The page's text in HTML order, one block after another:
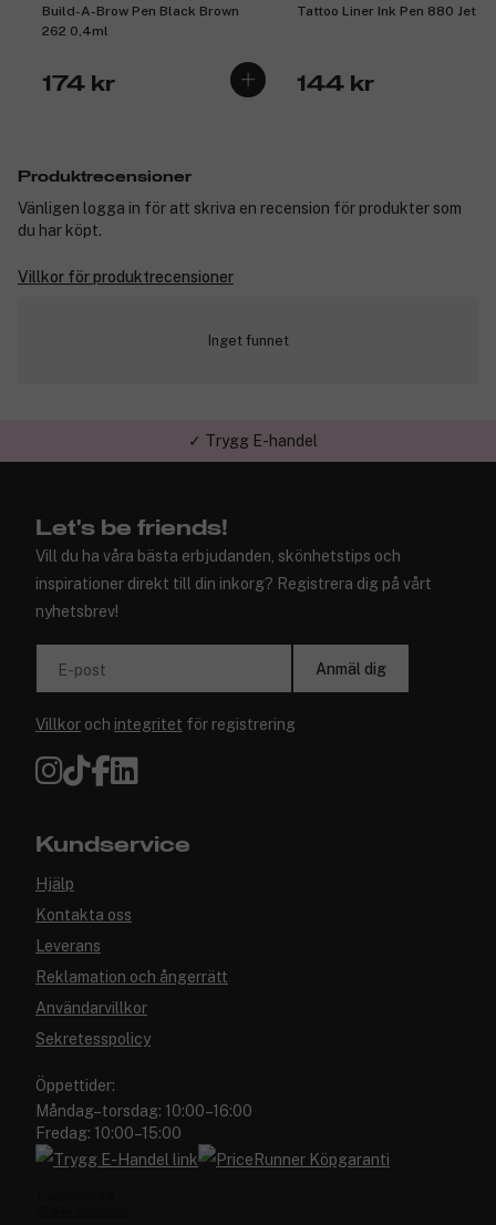
Build-A-Brow Pen Black Brown
262 0,4ml
174 kr
Tattoo Liner Ink Pen 880 Jet
144 kr
Produktrecensioner
Vänligen logga in för att skriva en recension för produkter som
du har köpt.
Villkor för produktrecensioner
Inget funnet
✓ Trygg E-handel
Let's be friends!
Vill du ha våra bästa erbjudanden, skönhetstips och
inspirationer direkt till din inkorg? Registrera dig på vårt
nyhetsbrev!
E-post Anmäl dig
Villkor och integritet för registrering
Kundservice
Hjälp
Kontakta oss
Leverans
Reklamation och ångerrätt
Användarvillkor
Sekretesspolicy
Öppettider:
Måndag–torsdag: 10:00–16:00
Fredag: 10:00–15:00